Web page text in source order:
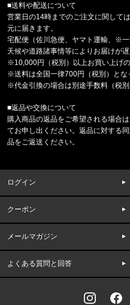
東京都のお客様ご注
reversal/リバーサル
福岡県のお客様ご注
COLUMBIA/コロンビア
サーモンパスキャッ
福岡県のお客様ご注
CALVIN KLEIN/カルバ
MICROFIBER
フリーザーゼロII ア
福岡県のお客様ご注
47 Brand/フォーティー
'47 クリーンナップ
福岡県のお客様ご注
■送料や配送について
営業日の14時までのご注文に関して
元に届きます。
宅配便（佐川急便、ヤマト運輸、※一
天候や道路諸事情等によりお届けが
※10,000円（税別）以上お買い上げの
※送料は全国一律700円（税別）とな
※代金引換の場合は別途手数料（税別
■返品や交換について
購入商品の返品をご希望される場合
てお申し出ください。返品に対する
品をご返送ください。
ログイン
クーポン
メールマガジン
よくある質問と回答